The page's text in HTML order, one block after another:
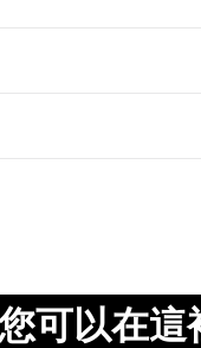
可以在這